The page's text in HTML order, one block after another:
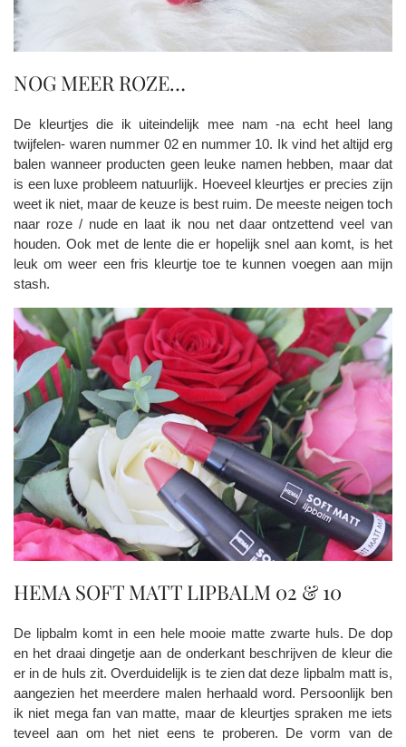
NOG MEER ROZE…
De kleurtjes die ik uiteindelijk mee nam -na echt heel lang
twijfelen- waren nummer 02 en nummer 10. Ik vind het altijd erg
balen wanneer producten geen leuke namen hebben, maar dat
is een luxe probleem natuurlijk. Hoeveel kleurtjes er precies zijn
weet ik niet, maar de keuze is best ruim. De meeste neigen toch
naar roze / nude en laat ik nou net daar ontzettend veel van
houden. Ook met de lente die er hopelijk snel aan komt, is het
leuk om weer een fris kleurtje toe te kunnen voegen aan mijn
stash.
HEMA SOFT MATT LIPBALM 02 & 10
De lipbalm komt in een hele mooie matte zwarte huls. De dop
en het draai dingetje aan de onderkant beschrijven de kleur die
er in de huls zit. Overduidelijk is te zien dat deze lipbalm matt is,
aangezien het meerdere malen herhaald word. Persoonlijk ben
ik niet mega fan van matte, maar de kleurtjes spraken me iets
teveel aan om het niet eens te proberen. De vorm van de